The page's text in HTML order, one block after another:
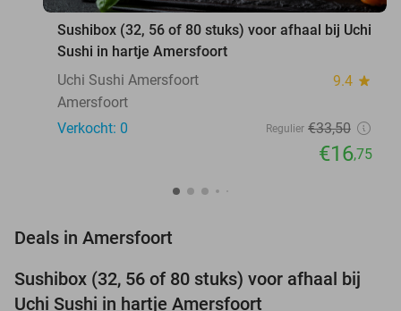
Sushibox (32, 56 of 80 stuks) voor afhaal bij Uchi
Sushi in hartje Amersfoort
Uchi Sushi Amersfoort
9.4 star
Amersfoort
Verkocht: 0
Regulier €33,50
€16,75
Deals in Amersfoort
50%
TODAY
Sushibox (32, 56 of 80 stuks) voor afhaal bij
Uchi Sushi in hartje Amersfoort